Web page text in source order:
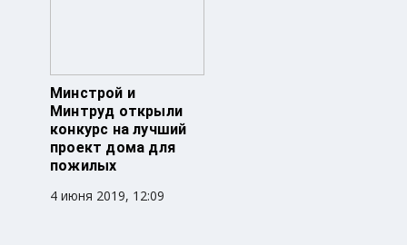
Минстрой и
Минтруд открыли
конкурс на лучший
проект дома для
пожилых
4 июня 2019, 12:09